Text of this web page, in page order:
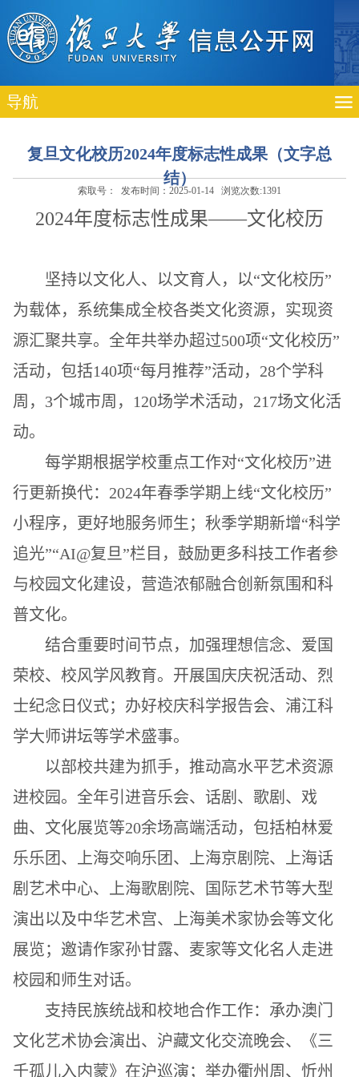
导航
复旦文化校历2024年度标志性成果（文字总
结）
索取号： 发布时间：2025-01-14 浏览次数:1391
2024年度标志性成果——文化校历
坚持以文化人、以文育人， 以“文化校历”
为载体，系统集成全校各类文化资源，实现资
源汇聚共享。全年共举办超过500项“文化校历”
活动，包括140项“每月推荐”活动， 28个学科
周， 3个城市周， 120场学术活动， 217场文化活
动。
每学期根据学校重点工作对“文化校历”进
行更新换代： 2024年春季学期 上线“文化校历”
小程序， 更好地服务师生 ；秋季学期新增“科学
追光”“AI@复旦”栏目， 鼓励更多科技工作者参
与校园文化建设，营造浓郁融合创新氛围和科
普文化。
结合重要时间节点，加强理想信念、爱国
荣校、校风学风教育。 开展国庆庆祝活动、烈
士纪念日仪式； 办好校庆科学报告会、浦江科
学大师讲坛等学术盛事。
以部校共建为抓手，推动高水平艺术资源
进校园。全年引进音乐会、话剧、歌剧 、戏
曲、文化展览等20余场高端活动， 包括柏林爱
乐乐团、上海交响乐团、
上海京剧院、上海话
剧艺术中心、上海歌剧院、
国际艺术节等大型
演出以及中华艺术宫、
上海美术家协会等文化
展览；邀请作家孙甘露、 麦家等文化名人走进
校园和师生对话。
支持民族统战和校地合作工作： 承办澳门
文化艺术协会演出、沪藏文化交流晚会、《三
千孤儿入内蒙》在沪巡演； 举办衢州周、忻州